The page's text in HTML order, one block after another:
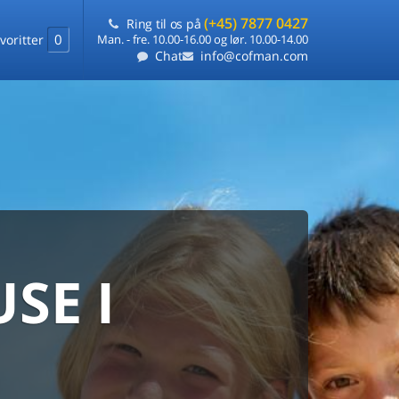
0
Ring til os på (+45) 7877 0427
Man. - fre. 10.00-16.00 og lør. 10.00-14.00
Chat info@cofman.com
I
laveste pris
ét sted